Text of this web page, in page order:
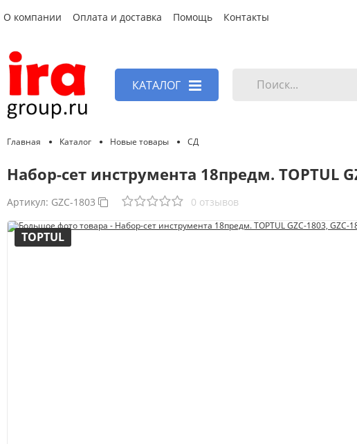
О компании Оплата и доставка Помощь Контакты
КАТАЛОГ
Главная Каталог Новые товары СД
Набор-сет инструмента 18предм. TOPTUL
Артикул: GZC-1803 0 отзывов
TOPTUL